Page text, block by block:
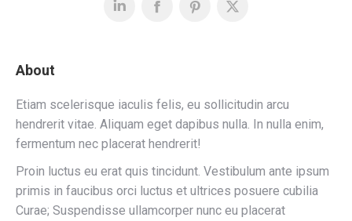
About
Etiam scelerisque iaculis felis, eu sollicitudin arcu
hendrerit vitae. Aliquam eget dapibus nulla. In nulla enim,
fermentum nec placerat hendrerit!
Proin luctus eu erat quis tincidunt. Vestibulum ante ipsum
primis in faucibus orci luctus et ultrices posuere cubilia
Curae; Suspendisse ullamcorper nunc eu placerat